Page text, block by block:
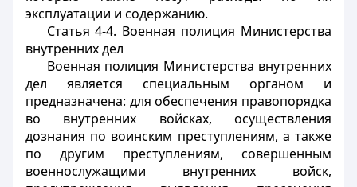
эксплуатации и содержанию.
Статья 4-4. Военная полиция Министерства
внутренних дел
Военная полиция Министерства внутренних
дел является специальным органом и
предназначена: для обеспечения правопорядка
во внутренних войсках, осуществления
дознания по воинским преступлениям, а также
по другим преступлениям, совершенным
военнослужащими внутренних войск,